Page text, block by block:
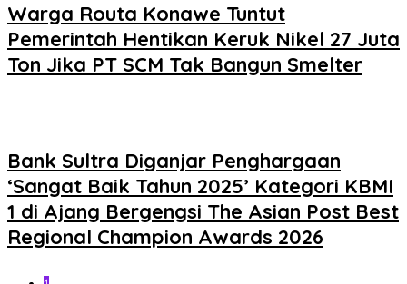
Warga Routa Konawe Tuntut
Pemerintah Hentikan Keruk Nikel 27 Juta
Ton Jika PT SCM Tak Bangun Smelter
Bank Sultra Diganjar Penghargaan
‘Sangat Baik Tahun 2025’ Kategori KBMI
1 di Ajang Bergengsi The Asian Post Best
Regional Champion Awards 2026